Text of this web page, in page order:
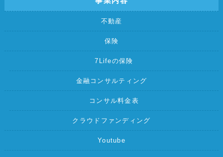
不動産
保険
7Lifeの保険
金融コンサルティング
コンサル料金表
クラウドファンディング
Youtube